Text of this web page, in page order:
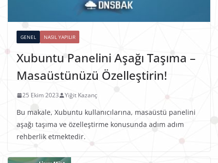
GENEL NASIL YAPILIR
Xubuntu Panelini Aşağı Taşıma –
Masaüstünüzü Özelleştirin!
25 Ekim 2023 Yiğit Kazanç
Bu makale, Xubuntu kullanıcılarına, masaüstü panelini
aşağı taşıma ve özelleştirme konusunda adım adım
rehberlik etmektedir.